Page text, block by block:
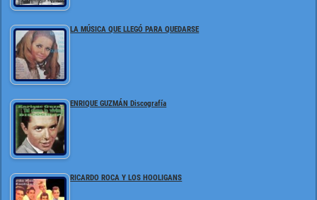
LA MÚSICA QUE LLEGÓ PARA QUEDARSE
ENRIQUE GUZMÁN Discografía
RICARDO ROCA Y LOS HOOLIGANS